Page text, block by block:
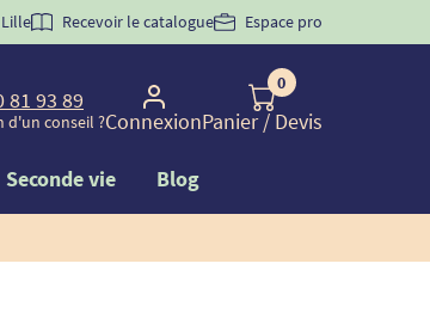
commande d'incontinence
Recevoir le catalogue Espace pro
81 93 89
d'un conseil ?Connexion
0
Panier/ Devis
Seconde vie Blog